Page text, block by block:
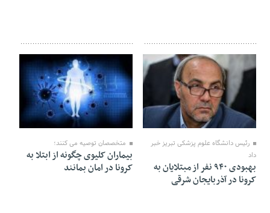
02 آوریل 2020
رئیس دانشگاه علوم پزشکی تبریز خبر
داد
بهبودی ۹۴۰ نفر از مبتلایان به
کرونا در آذربایجان شرقی
02 آوریل 2020
متخصصان توصیه می کنند؛
بیماران کلیوی چگونه از ابتلا به
کرونا در امان بمانند